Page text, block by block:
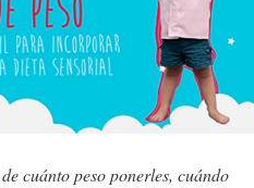
cuánto peso ponerles, cuándo